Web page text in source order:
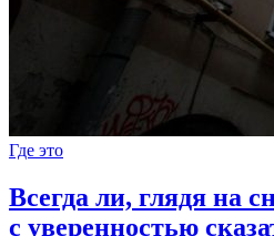
Где это
Всегда ли, глядя на
с уверенностью